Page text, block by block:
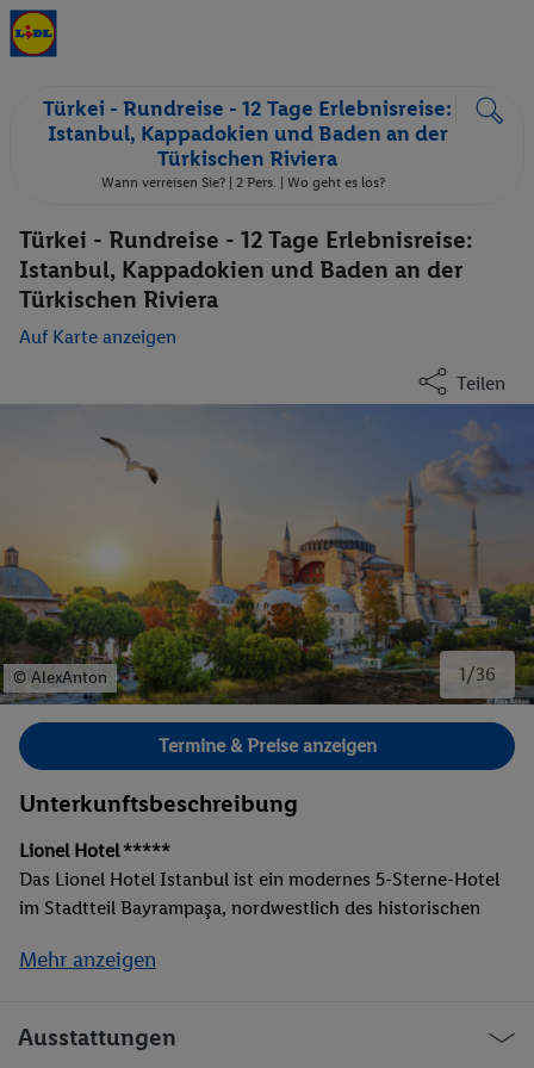
Türkei - Rundreise - 12 Tage Erlebnisreise:
Istanbul, Kappadokien und Baden an der
Türkischen Riviera
Wann verreisen Sie? | 2 Pers. | Wo geht es los?
Türkei - Rundreise - 12 Tage Erlebnisreise:
Istanbul, Kappadokien und Baden an der
Türkischen Riviera
Auf Karte anzeigen
Teilen
1/36
© AlexAnton
Bild 1 von 36.
Termine & Preise anzeigen
Unterkunftsbeschreibung
Lionel Hotel *****
Das Lionel Hotel Istanbul ist ein modernes 5-Sterne-Hotel
im Stadtteil Bayrampaşa, nordwestlich des historischen
Verkehrsachsen und ist rund 10 Fahrminuten von
Fitnessraum, Spa-Bereich, Hallenbad.
Mehr anzeigen
Ausstattungen